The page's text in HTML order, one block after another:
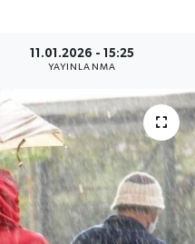
11.01.2026 - 15:25
YAYINLANMA